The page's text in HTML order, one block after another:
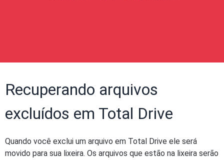
Recuperando arquivos
excluídos em Total Drive
Quando você exclui um arquivo em Total Drive ele será
movido para sua lixeira. Os arquivos que estão na lixeira serão